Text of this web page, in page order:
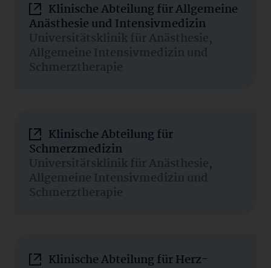
Klinische Abteilung für Allgemeine
Anästhesie und Intensivmedizin
Universitätsklinik für Anästhesie,
Allgemeine Intensivmedizin und
Schmerztherapie
Klinische Abteilung für
Schmerzmedizin
Universitätsklinik für Anästhesie,
Allgemeine Intensivmedizin und
Schmerztherapie
Klinische Abteilung für Herz-